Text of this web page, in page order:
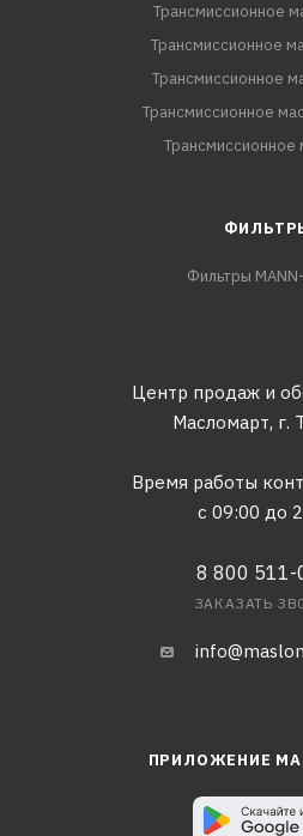
Трансмиссионное
Трансмиссионное
Трансмиссионное
Трансмиссионное
Трансмиссионное
Фильтры MANN-
Центр продаж и
Масломарт, г.
Время работы
с 09:00 до
8 800 511-
ЗАКАЗАТЬ
ПРИЛОЖЕНИЕ